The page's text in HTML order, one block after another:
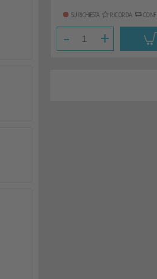
SU RICHIESTA RICORDA
- +